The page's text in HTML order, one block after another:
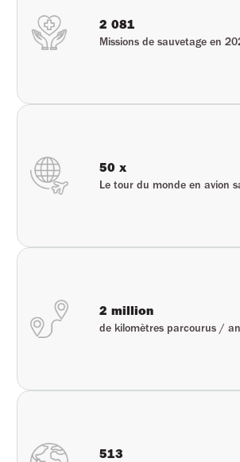
2 081
Missions de sauvetage en
50 x
Le tour du monde en avion
2 million
de kilomètres parcourus / an
513